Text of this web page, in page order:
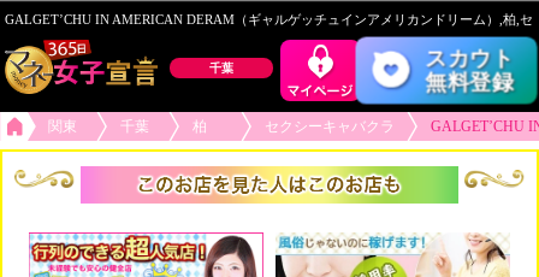
GALGET’CHU IN AMERICAN DERAM（ギャルゲッチュインアメリカンドリーム）,柏,
千葉
スカウト
無料登録
関東 千葉 柏 セクシーキャバクラ GALGET’CHU